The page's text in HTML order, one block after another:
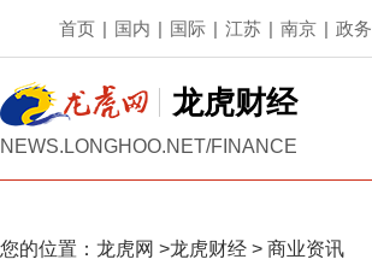
首页 | 国内 | 国际 | 江苏 | 南京 | 政务
龙虎财经
NEWS.LONGHOO.NET/FINANCE
您的位置： 龙虎网 >龙虎财经 > 商业资讯